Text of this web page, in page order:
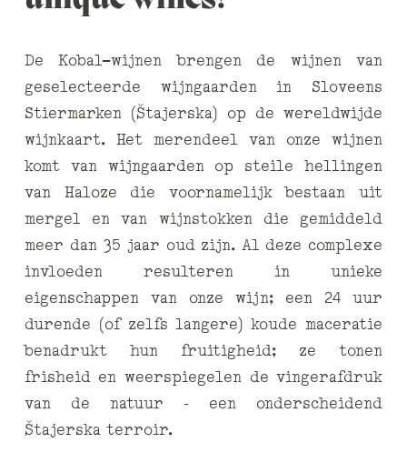
De Kobal-wijnen brengen de wijnen van
geselecteerde wijngaarden in Sloveens
Stiermarken (Štajerska) op de wereldwijde
wijnkaart. Het merendeel van onze wijnen
komt van wijngaarden op steile hellingen
van Haloze die voornamelijk bestaan uit
mergel en van wijnstokken die gemiddeld
meer dan 35 jaar oud zijn. Al deze complexe
invloeden resulteren in unieke
eigenschappen van onze wijn; een 24 uur
durende (of zelfs langere) koude maceratie
benadrukt hun fruitigheid; ze tonen
frisheid en weerspiegelen de vingerafdruk
van de natuur – een onderscheidend
Štajerska terroir.